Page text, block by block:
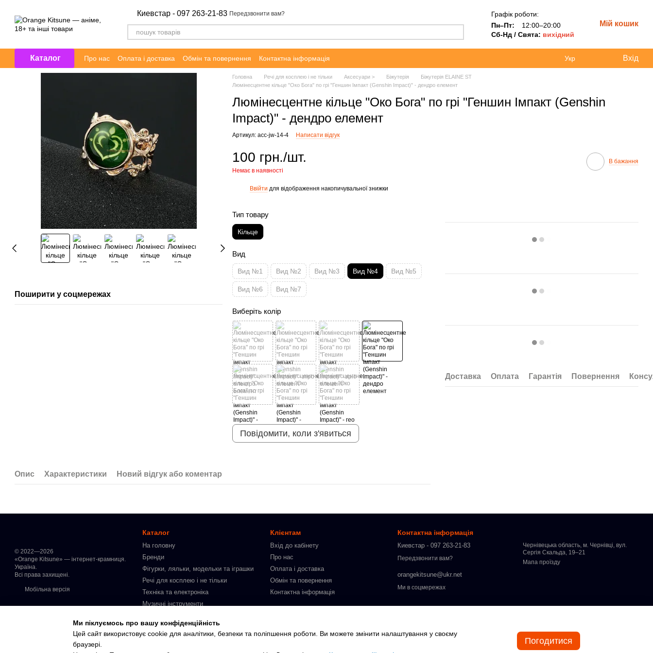
Киевстар - 097 263-21-83 Передзвонити вам?
Графік роботи:
Пн–Пт:
12:00–20:00
Сб-Нд / Свята: вихідний
Мій кошик
Каталог Про нас Оплата і доставка Обмін та повернення Контактна інформація Укр Вхід
Поширити у соцмережах
Головна Речі для косплею і не тільки Аксесуари > Біжутерія
Біжутерія ELAINE ST
Люмінесцентне кільце "Око Бога" по грі "Геншин Імпакт (Genshin Impact)" - дендро елемент
Люмінесцентне кільце "Око Бога" по грі "Геншин Імпакт (Genshin
Impact)" - дендро елемент
Артикул: acc-jw-14-4 Написати відгук
100 грн./шт.
Немає в наявності
В бажання
Ввійти для відображення накопичувальної знижки
Тип товару
Кільце
Вид
Вид №1 Вид №2 Вид №3 Вид №4 Вид №5
Вид №6 Вид №7
Виберіть колір
Повідомити, коли з'явиться
Доставка Оплата Гарантія Повернення
Опис Характеристики Новий відгук або коментар
© 2022—2026
«Orange Kitsune» — інтернет-крамниця.
Україна.
Всі права захищені.
Мобільна версія
Каталог
На головну
Бренди
Фігурки, ляльки, модельки та іграшки
Речі для косплею і не тільки
Техніка та електроніка
Музичні інструменти
Інтимні товари для дорослих
В наявності
Клієнтам
Вхід до кабінету
Про нас
Оплата і доставка
Обмін та повернення
Контактна інформація
Контактна інформація
Киевстар - 097 263-21-83
Передзвонити вам?
orangekitsune@ukr.net
Чернівецька область, м. Чернівці, вул.
Сергія Скальда, 19–21
Мапа проїзду
Ми в соцмережах
Ми піклуємось про вашу конфіденційність
Цей сайт використовує cookie для аналітики, безпеки та поліпшення роботи. Ви можете змінити налаштування у своєму
браузері.
Погодитися